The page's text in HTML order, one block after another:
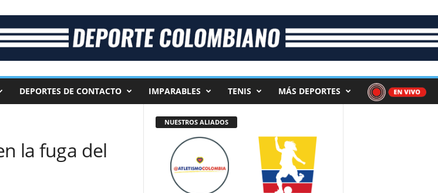
DEPORTES DE CONTACTO IMPARABLES TENIS MÁS DEPORTES
la fuga del
NUESTROS ALIADOS